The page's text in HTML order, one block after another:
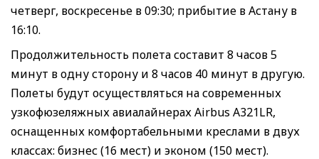
четверг, воскресенье в 09:30; прибытие в Астану в
16:10.
Продолжительность полета составит 8 часов 5
минут в одну сторону и 8 часов 40 минут в другую.
Полеты будут осуществляться на современных
узкофюзеляжных авиалайнерах Airbus A321LR,
оснащенных комфортабельными креслами в двух
классах: бизнес (16 мест) и эконом (150 мест).